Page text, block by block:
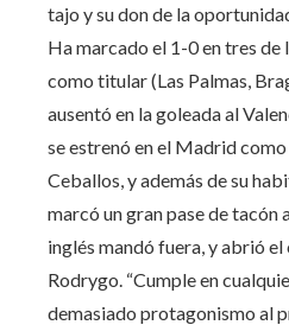
tajo y su don de la
Ha marcado el 1-0 en tres
como titular (Las Palmas,
ausentó en la goleada al
se estrenó en el Madrid
Ceballos, y además de su
marcó un gran pase de tacón
inglés mandó fuera, y abrió
Rodrygo. “Cumple en
demasiado protagonismo al